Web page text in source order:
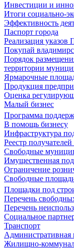
Инвестиции и
Итоги социально-
Эффективность
Паспорт города
Реализация указов
Покупай
Порядок
территории
Ярмарочные
Продукция
Оценка
Малый бизнес
Программа
В помощь бизнесу
Инфраструктура
Реестр
Свободные
Имущественная
Ограничение
Свободные
Площадки под
Перечень
Перечень
Социальное
Транспорт
Административная
Жилищно-